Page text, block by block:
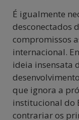
É igualmente
desconectados
compromissos
internacional.
ideia insensata
que ignora a
institucional do
contrariar os